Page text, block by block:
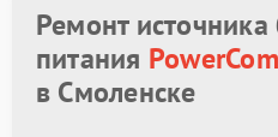
Ремонт
питания
в Смоленске